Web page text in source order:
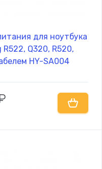
для ноутбука
R522, Q320, R520,
HY-SA004